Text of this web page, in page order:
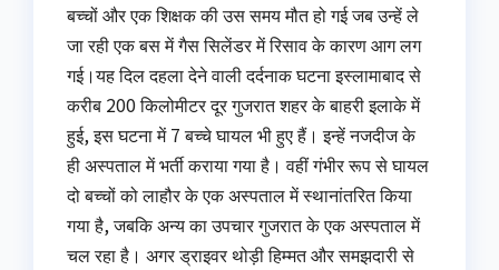
बच्चों और एक शिक्षक की उस समय मौत हो गई जब उन्हें ले
जा रही एक बस में गैस सिलेंडर में रिसाव के कारण आग लग
गई।यह दिल दहला देने वाली दर्दनाक घटना इस्लामाबाद से
करीब 200 किलोमीटर दूर गुजरात शहर के बाहरी इलाके में
हुई, इस घटना में 7 बच्चे घायल भी हुए हैं। इन्‍हें नजदीज के
ही अस्‍पताल में भर्ती कराया गया है। वहीं गंभीर रूप से घायल
दो बच्चों को लाहौर के एक अस्पताल में स्थानांतरित किया
गया है, जबकि अन्य का उपचार गुजरात के एक अस्पताल में
चल रहा है। अगर ड्राइवर थोड़ी हिम्‍मत और समझदारी से